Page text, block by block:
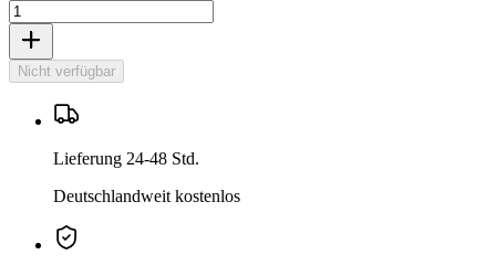
Nicht verfügbar
Lieferung 24-48 Std.
Deutschlandweit kostenlos